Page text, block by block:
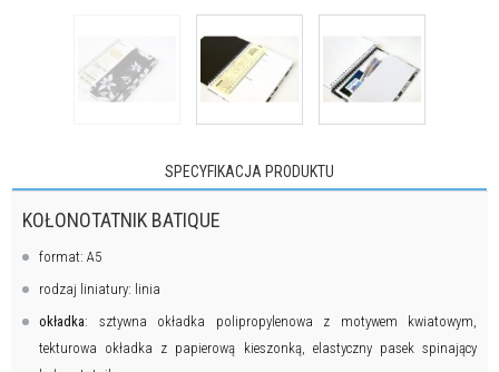
SPECYFIKACJA PRODUKTU
KOŁONOTATNIK BATIQUE
format: A5
rodzaj liniatury: linia
okładka: sztywna okładka polipropylenowa z motywem kwiatowym,
tekturowa okładka z papierową kieszonką, elastyczny pasek spinający